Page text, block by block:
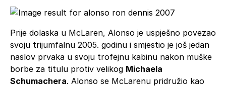
Prije dolaska u McLaren, Alonso je uspješno povezao
svoju trijumfalnu 2005. godinu i smjestio je još jedan
naslov prvaka u svoju trofejnu kabinu nakon muške
borbe za titulu protiv velikog Michaela
Schumachera. Alonso se McLarenu pridružio kao